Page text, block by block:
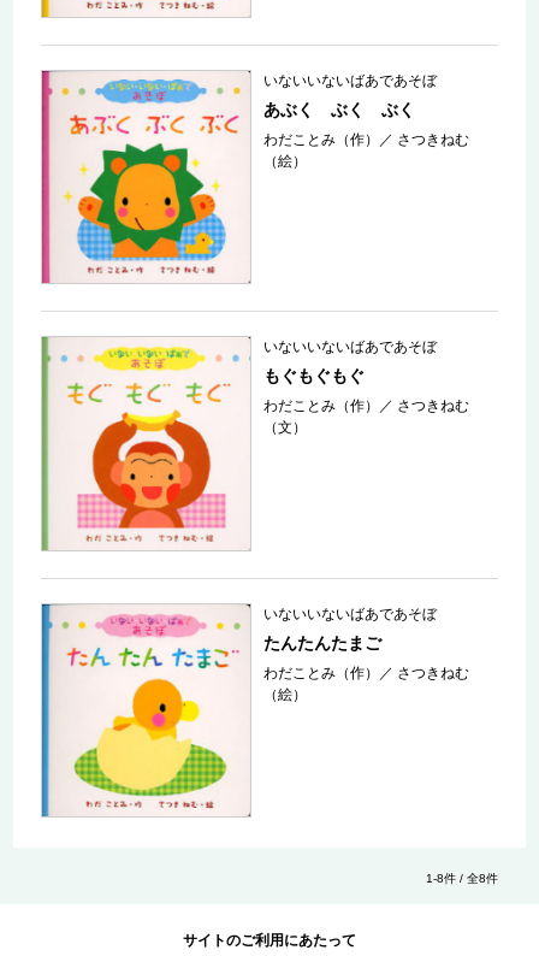
いないいないばあであそぼ
あぶく ぶく ぶく
わだことみ（作） ／ さつきねむ
（絵）
いないいないばあであそぼ
もぐもぐもぐ
わだことみ（作） ／ さつきねむ
（文）
いないいないばあであそぼ
たんたんたまご
わだことみ（作） ／ さつきねむ
（絵）
1-8件 / 全8件
サイトのご利用にあたって